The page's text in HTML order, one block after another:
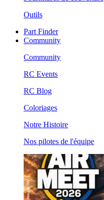
Outils
Part Finder
Community
Community
RC Events
RC Blog
Coloriages
Notre Histoire
Nos pilotes de l'équipe